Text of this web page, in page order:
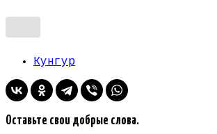
Кунгур
Оставьте свои добрые слова.